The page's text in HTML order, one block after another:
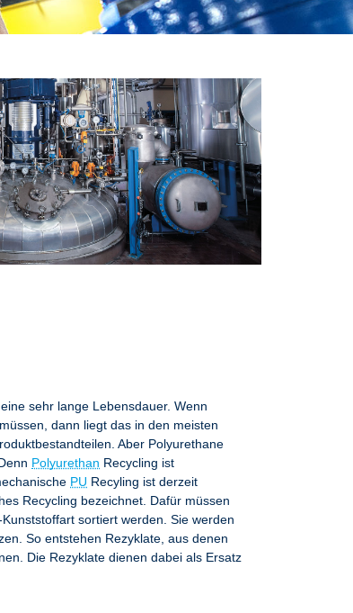
sehr lange Lebensdauer. Wenn
dann liegt das in den meisten
Aber Polyurethane
Polyurethan Recycling ist
PU Recyling ist derzeit
Recycling bezeichnet. Dafür müssen
Kunststoffart sortiert werden. Sie werden
So entstehen Rezyklate, aus denen
Die Rezyklate dienen dabei als Ersatz